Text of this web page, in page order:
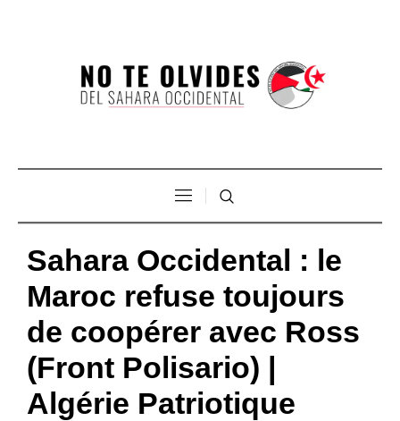
Sahara Occidental : le
Maroc refuse toujours
de coopérer avec Ross
(Front Polisario) |
Algérie Patriotique